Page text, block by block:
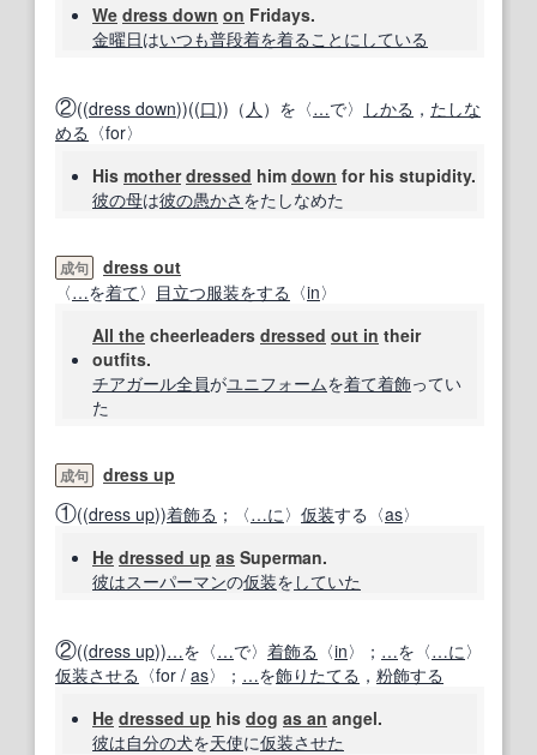
We dress down on Fridays.
金曜日はいつも普段着を着る ことに している
②((dress down))((口))（ 人 ）を〈…で〉 しかる ， たしな
める 〈for〉
His mother dressed him down for his stupidity.
彼の母は彼の愚かさ をたしなめた
成句
dress out
〈…を着て〉 目立つ服装をする 〈in〉
All the cheerleaders dressed out in their
outfits.
チアガール全員がユニフォームを着て着飾ってい
た
成句 dress up
①((dress up))着飾る ；〈…に 〉 仮装する〈as〉
He dressed up as Superman.
彼はスーパーマンの仮装を していた
②((dress up))…を〈…で〉 着飾る 〈in〉； …を〈…に 〉
仮装させる 〈for / as〉； …を飾りたてる ， 粉飾する
He dressed up his dog as an angel.
彼は自分の犬を天使に仮装させた